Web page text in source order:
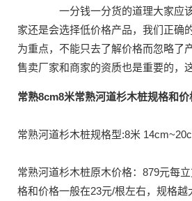
一分钱一分货的道理大家应
家还是会选择低价格产品，我们正确
为重点，不能只去了解价格而忽略了
售卖厂家和商家的资质也是重要的，
常熟8cm8米常熟河道杉木桩规格和
常熟河道杉木桩规格型:8米
常熟河道杉木桩原木价格：879元每
格和价格一般在23元/根左右，规格越